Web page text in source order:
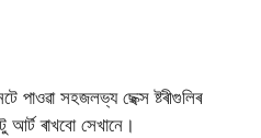
পাওৱা সহজলভ্য ছেক্স ষ্টৰীগুলিৰ
ৰাখবো সেখানে।